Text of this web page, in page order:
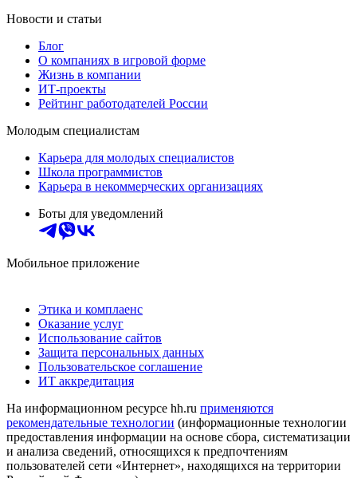
Новости и статьи
Блог
О компаниях в игровой форме
Жизнь в компании
ИТ-проекты
Рейтинг работодателей России
Молодым специалистам
Карьера для молодых специалистов
Школа программистов
Карьера в некоммерческих организациях
Боты для уведомлений
Мобильное приложение
Этика и комплаенс
Оказание услуг
Использование сайтов
Защита персональных данных
Пользовательское соглашение
ИТ аккредитация
На информационном ресурсе hh.ru применяются
рекомендательные технологии (информационные технологии
предоставления информации на основе сбора, систематизации
и анализа сведений, относящихся к предпочтениям
пользователей сети «Интернет», находящихся на территории